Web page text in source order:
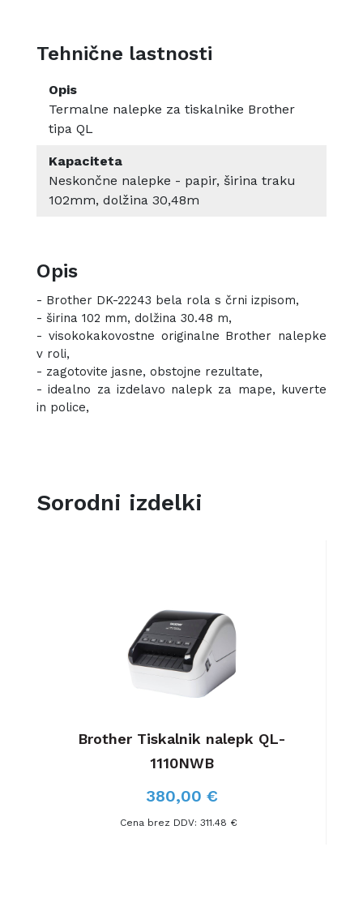
Tehnične lastnosti
Opis
Termalne nalepke za tiskalnike Brother
tipa QL
Kapaciteta
Neskončne nalepke - papir, širina traku
102mm, dolžina 30,48m
Opis
- Brother DK-22243 bela rola s črni izpisom,
- širina 102 mm, dolžina 30.48 m,
- visokokakovostne originalne Brother nalepke
v roli,
- zagotovite jasne, obstojne rezultate,
- idealno za izdelavo nalepk za mape, kuverte
in police,
Sorodni izdelki
Brother Tiskalnik nalepk QL-
1110NWB
380,00 €
Cena brez DDV: 311.48 €